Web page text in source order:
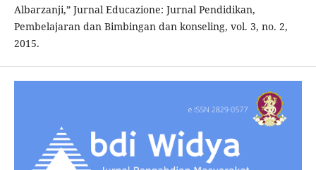
Albarzanji,” Jurnal Educazione: Jurnal Pendidikan,
Pembelajaran dan Bimbingan dan konseling, vol. 3, no. 2,
2015.